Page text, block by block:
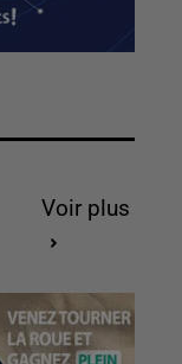
Voir plus